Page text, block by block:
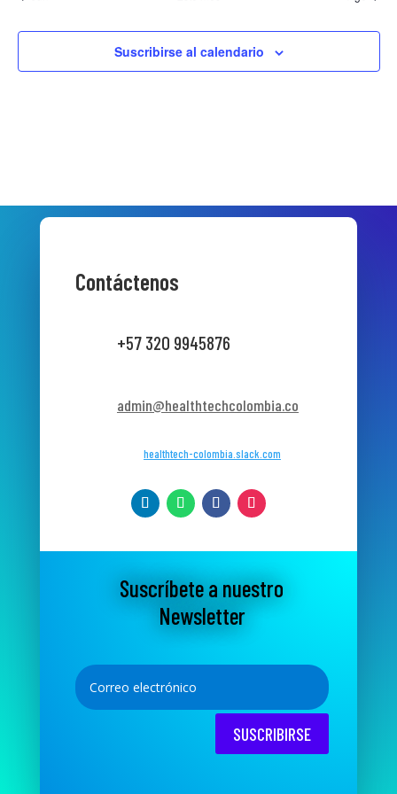
Suscribirse al calendario
Contáctenos
+57 320 9945876
admin@healthtechcolombia.co
healthtech-colombia.slack.com
Suscríbete a nuestro
Newsletter
SUSCRIBIRSE